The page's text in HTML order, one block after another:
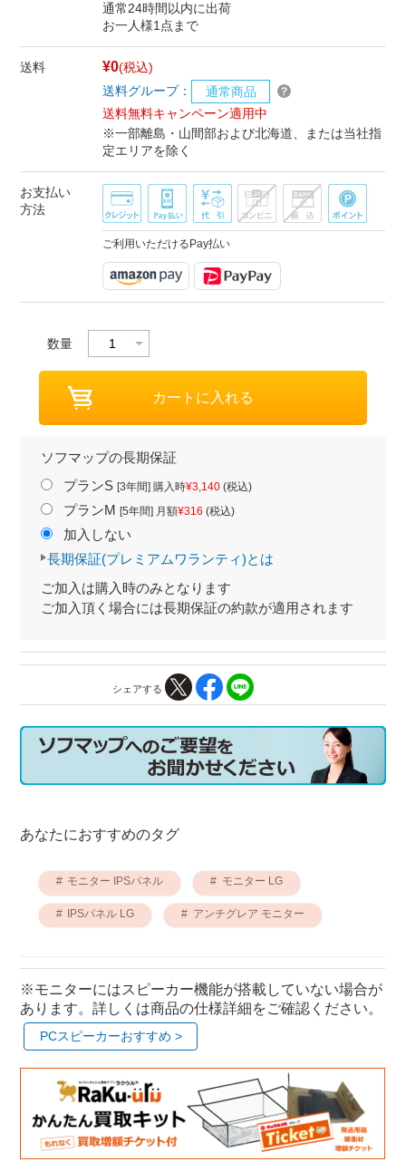
通常24時間以内に出荷
お一人様1点まで
送料 ¥0(税込)
送料グループ：
通常商品
送料無料キャンペーン適用中
※一部離島・山間部および北海道、または当社指
定エリアを除く
お支払い
方法
ご利用いただけるPay払い
数量
ソフマップの長期保証
プランS [3年間] 購入時¥3,140(税込)
プランM [5年間] 月額¥316 (税込)
加入しない
長期保証(プレミアムワランティ)とは
ご加入は購入時のみとなります
ご加入頂く場合には長期保証の約款が適用されます
シェアする
あなたにおすすめのタグ
モニター IPSパネル モニター LG
IPSパネル LG アンチグレア モニター
※モニターにはスピーカー機能が搭載していない場合が
あります。詳しくは商品の仕様詳細をご確認ください。
PCスピーカーおすすめ >